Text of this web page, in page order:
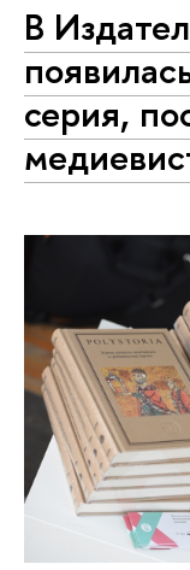
В
серия,